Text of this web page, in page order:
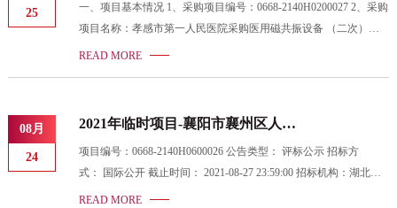
25
一、项目基本情况 1、采购项目编号：0668-2140H0200027 2、采购
项目名称：孝感市第一人民医院采购医用磁共振设备 （二次）项
目 二、项目终止的原因 现接上级行业主管部门通知，采购计划有
城路215号 联系方式：0712-2349610 2、采购代理机构信息 名
READ MORE
08月
24
2021年临时项目-襄阳市襄州区人民
公示公告
项目编号：0668-2140H0600026 公告类型： 评标公示 招标方
式： 国际公开 截止时间： 2021-08-27 23:59:00 招标机构：湖北省
成套招标股份有限公司 招标地区： 湖北省 招标产品： 医用电子直
READ MORE